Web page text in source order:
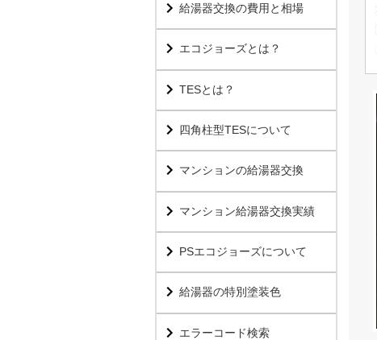
給湯器交換の費用と相場
エコジョーズとは？
TESとは？
四角柱型TESについて
マンションの給湯器交換
マンション給湯器交換実績
PSエコジョーズについて
給湯器の特別塗装色
エラーコード検索